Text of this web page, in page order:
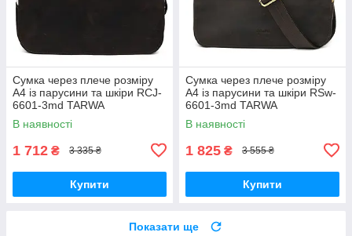
Сумка через плече розміру
А4 із парусини та шкіри RCJ-
6601-3md TARWA
В наявності
1 712 ₴ 3 335 ₴
Купити
Сумка через плече розміру
А4 із парусини та шкіри RSw-
6601-3md TARWA
В наявності
1 825 ₴ 3 555 ₴
Купити
Показати ще